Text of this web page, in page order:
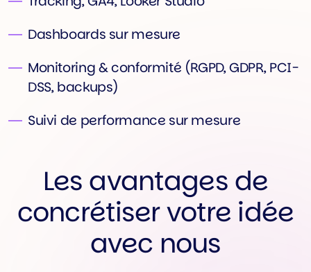
Dashboards sur mesure
Monitoring & conformité (RGPD, GDPR, PCI-
DSS, backups)
Suivi de performance sur mesure
Les avantages de
concrétiser votre idée
avec nous